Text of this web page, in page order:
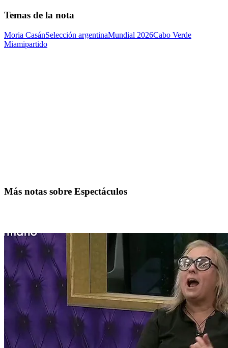
Temas de la nota
Moria CasánSelección argentinaMundial 2026Cabo Verde
Miamipartido
Más notas sobre Espectáculos